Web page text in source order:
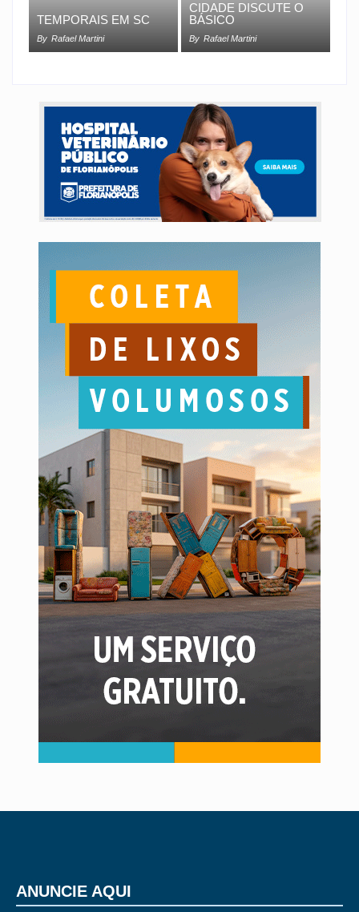
TEMPORAIS EM SC
By Rafael Martini
CIDADE DISCUTE O
BÁSICO
By Rafael Martini
ANUNCIE AQUI